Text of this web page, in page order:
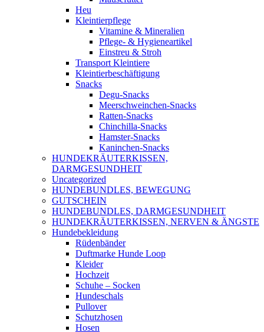
Heu
Kleintierpflege
Vitamine & Mineralien
Pflege- & Hygieneartikel
Einstreu & Stroh
Transport Kleintiere
Kleintierbeschäftigung
Snacks
Degu-Snacks
Meerschweinchen-Snacks
Ratten-Snacks
Chinchilla-Snacks
Hamster-Snacks
Kaninchen-Snacks
HUNDEKRÄUTERKISSEN,
DARMGESUNDHEIT
Uncategorized
HUNDEBUNDLES, BEWEGUNG
GUTSCHEIN
HUNDEBUNDLES, DARMGESUNDHEIT
HUNDEKRÄUTERKISSEN, NERVEN & ÄNGSTE
Hundebekleidung
Rüdenbänder
Duftmarke Hunde Loop
Kleider
Hochzeit
Schuhe – Socken
Hundeschals
Pullover
Schutzhosen
Hosen